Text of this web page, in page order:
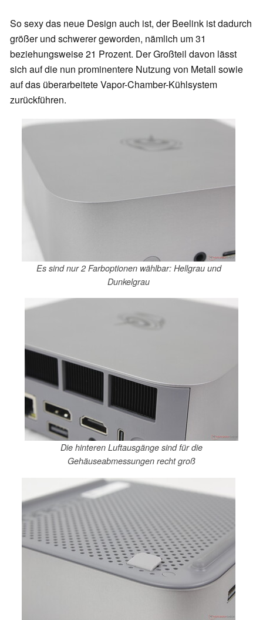
So sexy das neue Design auch ist, der Beelink ist dadurch
größer und schwerer geworden, nämlich um 31
beziehungsweise 21 Prozent. Der Großteil davon lässt
sich auf die nun prominentere Nutzung von Metall sowie
auf das überarbeitete Vapor-Chamber-Kühlsystem
zurückführen.
Es sind nur 2 Farboptionen wählbar: Hellgrau und
Dunkelgrau
Die hinteren Luftausgänge sind für die
Gehäuseabmessungen recht groß